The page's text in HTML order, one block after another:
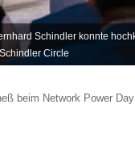
Schindler konnte
Circle
beim Network Power